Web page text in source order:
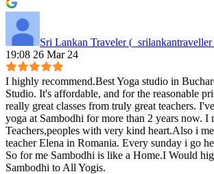
Sri Lankan Traveler
19:08 26 Mar 24
I highly recommend.Best Yoga studio in
Studio. It's affordable, and for the reasonable
really great classes from truly great teachers.
yoga at Sambodhi for more than 2 years now. I
Teachers,peoples with very kind heart.Also i
teacher Elena in Romania. Every sunday i go
So for me Sambodhi is like a Home.I Would
Sambodhi to All Yogis.